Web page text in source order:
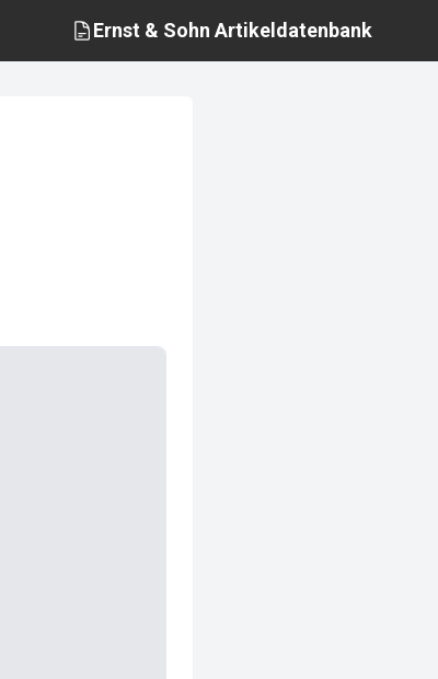
Ernst & Sohn Artikeldatenbank